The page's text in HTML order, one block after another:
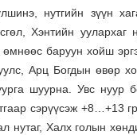
нутгийн зүүн
Хэнтийн
өмнөөс баруун хойш
Арц Богдын өвөр
шуурна. Увс нуур
сэрүүсэж +8…+13
нутаг, Халх голын